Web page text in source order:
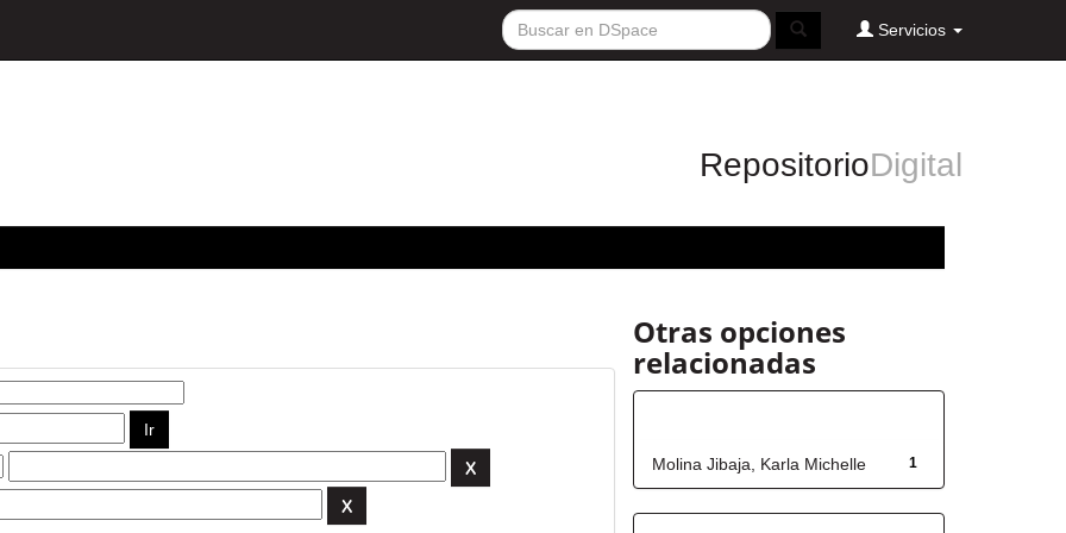
Servicios
RepositorioDigital
Otras opciones
relacionadas
1
Molina Jibaja, Karla Michelle